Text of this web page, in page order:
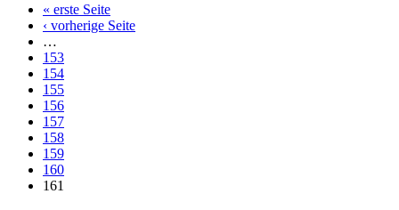
Seiten« erste Seite
‹ vorherige Seite
…
153
154
155
156
157
158
159
160
161